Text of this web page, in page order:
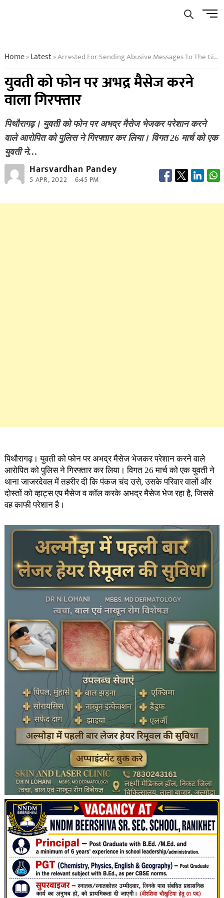
Menu
Home»Latest»Arrested For Sending Abusive Messages To The Girl On The Phone
युवती को फोन पर अभद्र मैसेज करने
वाला गिरफ्तार
पिथौरागढ़। युवती को फोन पर अभद्र मैसेज भेजकर परेशान करने
वाले आरोपित को पुलिस ने गिरफ्तार कर लिया। विगत 26 मार्च को एक
युवती ने…
Harsvardhan Pandey
5 APR, 2022 6:45 PM
पिथौरागढ़। युवती को फोन पर अभद्र मैसेज भेजकर परेशान करने वाले
आरोपित को पुलिस ने गिरफ्तार कर लिया। विगत 26 मार्च को एक युवती ने
थाना जाजरदेवल में तहरीर दी कि पंकज चंद उसे, उसके परिवार वालों और
दोस्तों को व्हाट्स एप मैसेज व कॉल करके अभद्र मैसेज भेज रहा है, जिससे
वह काफी परेशान है।